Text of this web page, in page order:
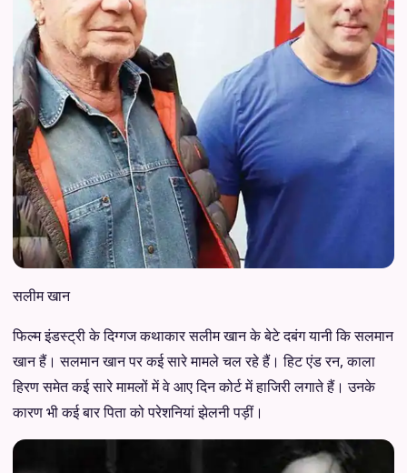
सलीम खान
फिल्म इंडस्ट्री के दिग्गज कथाकार सलीम खान के बेटे दबंग यानी कि सलमान
खान हैं। सलमान खान पर कई सारे मामले चल रहे हैं। हिट एंड रन, काला
हिरण समेत कई सारे मामलों में वे आए दिन कोर्ट में हाजिरी लगाते हैं। उनके
कारण भी कई बार पिता को परेशनियां झेलनी पड़ीं।